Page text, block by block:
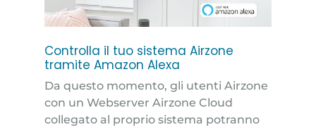
Controlla il tuo sistema Airzone
tramite Amazon Alexa
Da questo momento, gli utenti Airzone
con un Webserver Airzone Cloud
collegato al proprio sistema potranno